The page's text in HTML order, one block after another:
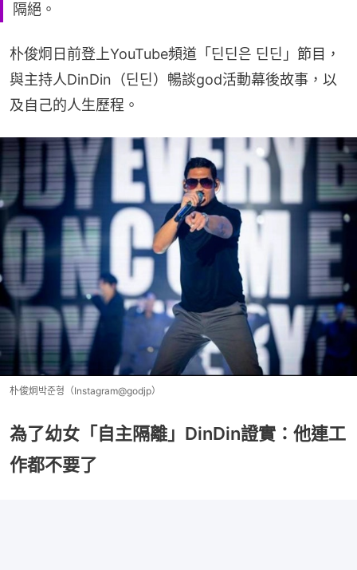
隔絕。
朴俊炯日前登上YouTube頻道「딘딘은 딘딘」節目，
與主持人DinDin（딘딘）暢談god活動幕後故事，以
及自己的人生歷程。
朴俊炯박준형（Instagram@godjp）
為了幼女「自主隔離」DinDin證實：他連工
作都不要了